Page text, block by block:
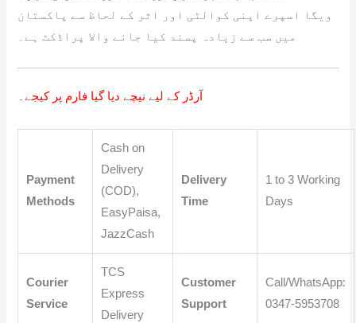
ویگا اسپرے اپنی کوالٹی اور اثر کے لحاظ سے پاکستان
میں سب سے زیادہ پسند کیا جانے والا پراڈکٹ ہے۔
آرڈر کے لیے نیچے دیا گیا فارم پر کیجے۔
Payment
Methods
Cash on
Delivery
(COD),
EasyPaisa,
JazzCash
Delivery
Time
1 to 3 Working
Days
Courier
Service
TCS
Express
Delivery
Customer
Support
Call/WhatsApp:
0347-5953708